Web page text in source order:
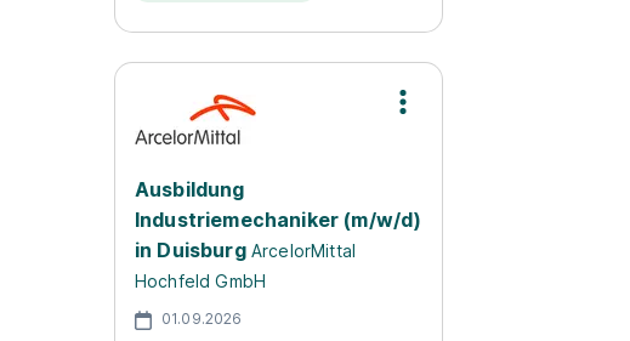
Ausbildung
Industriemechaniker (m/w/d)
in Duisburg ArcelorMittal
Hochfeld GmbH
01.09.2026